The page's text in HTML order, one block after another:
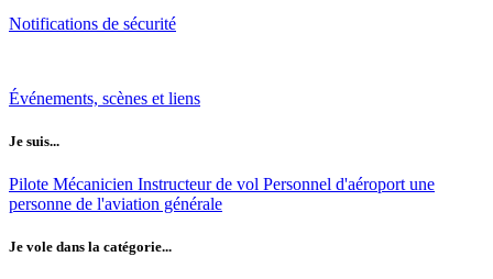
Notifications de sécurité
Événements, scènes et liens
Je suis...
Pilote Mécanicien Instructeur de vol Personnel d'aéroport une
personne de l'aviation générale
Je vole dans la catégorie...